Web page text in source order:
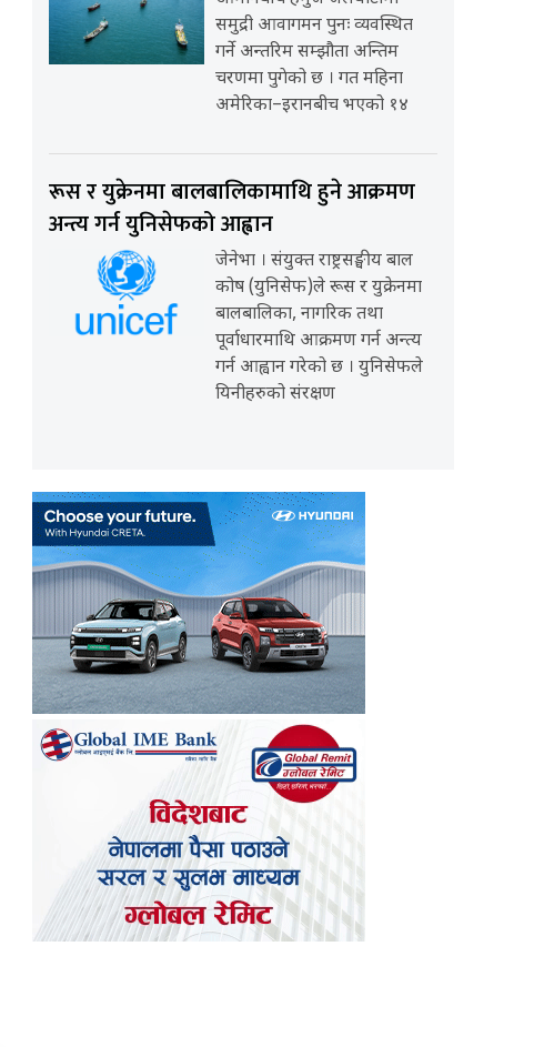
समुद्री आवागमन पुनः व्यवस्थित
गर्ने अन्तरिम सम्झौता अन्तिम
चरणमा पुगेको छ । गत महिना
अमेरिका–इरानबीच भएको १४
रूस र युक्रेनमा बालबालिकामाथि हुने आक्रमण
अन्त्य गर्न युनिसेफको आह्वान
जेनेभा । संयुक्त राष्ट्रसङ्घीय बाल
कोष (युनिसेफ)ले रूस र युक्रेनमा
बालबालिका, नागरिक तथा
पूर्वाधारमाथि आक्रमण गर्न अन्त्य
गर्न आह्वान गरेको छ । युनिसेफले
यिनीहरुको संरक्षण